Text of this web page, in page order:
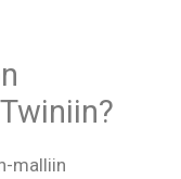
malliin